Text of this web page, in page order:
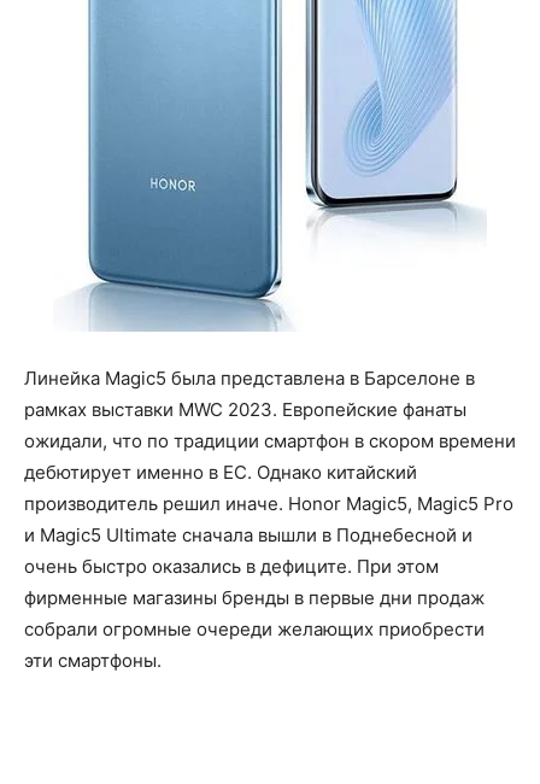
Линейка Magic5 была представлена в Барселоне в
рамках выставки MWC 2023. Европейские фанаты
ожидали, что по традиции смартфон в скором времени
дебютирует именно в ЕС. Однако китайский
производитель решил иначе. Honor Magic5, Magic5 Pro
и Magic5 Ultimate сначала вышли в Поднебесной и
очень быстро оказались в дефиците. При этом
фирменные магазины бренды в первые дни продаж
собрали огромные очереди желающих приобрести
эти смартфоны.